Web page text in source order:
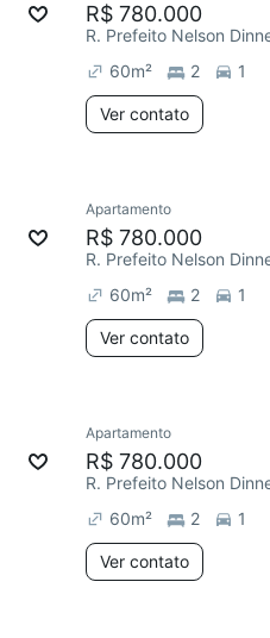
R$ 780.000
R. Prefeito Nelson
60m² 2 1
Ver contato
Apartamento
R$ 780.000
R. Prefeito Nelson
60m² 2 1
Ver contato
Apartamento
R$ 780.000
R. Prefeito Nelson
60m² 2 1
Ver contato